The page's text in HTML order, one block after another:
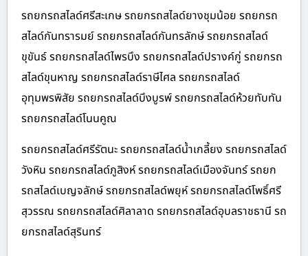
รถยกรถสไลด์ศรีสะเกษ รถยกรถสไลด์ยางชุมน้อย รถยกรถ
สไลด์กันทรารมย์ รถยกรถสไลด์กันทรลักษ์ รถยกรถสไลด์
ขุขันธ์ รถยกรถสไลด์ไพรบึง รถยกรถสไลด์ปรางค์กู่ รถยกรถ
สไลด์ขุนหาญ รถยกรถสไลด์ราษีไศล รถยกรถสไลด์
อุทุมพรพิสัย รถยกรถสไลด์บึงบูรพ์ รถยกรถสไลด์ห้วยทับทัน
รถยกรถสไลด์โนนคูณ
รถยกรถสไลด์ศรีรัตนะ รถยกรถสไลด์น้ำเกลี้ยง รถยกรถสไลด์
วังหิน รถยกรถสไลด์ภูสิงห์ รถยกรถสไลด์เมืองจันทร์ รถยก
รถสไลด์เบญจลักษ์ รถยกรถสไลด์พยุห์ รถยกรถสไลด์โพธิ์ศรี
สุวรรณ รถยกรถสไลด์ศิลาลาด รถยกรถสไลด์อุบลราชธานี รถ
ยกรถสไลด์สุรินทร์